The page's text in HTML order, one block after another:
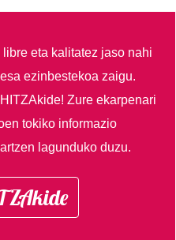
eta kalitatez jaso nahi
ezinbestekoa zaigu.
Zure ekarpenari
tokiko informazio
lagunduko duzu.